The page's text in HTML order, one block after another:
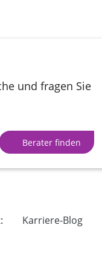
und fragen Sie
Berater finden
Karriere-Blog